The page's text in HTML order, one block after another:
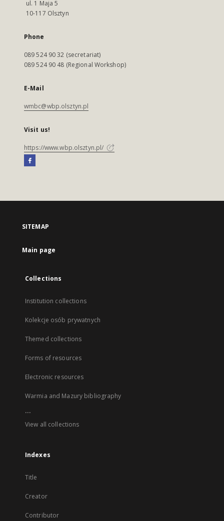
ul. 1 Maja 5
10-117 Olsztyn
Phone
089 524 90 32 (secretariat)
089 524 90 48 (Regional Workshop)
E-Mail
wmbc@wbp.olsztyn.pl
Visit us!
https://www.wbp.olsztyn.pl/
SITEMAP
Main page
Collections
Institution collections
Kolekcje osób prywatnych
Themed collections
Forms of resources
Electronic resources
Warmia and Mazury bibliography
...
View all collections
Indexes
Title
Creator
Contributor